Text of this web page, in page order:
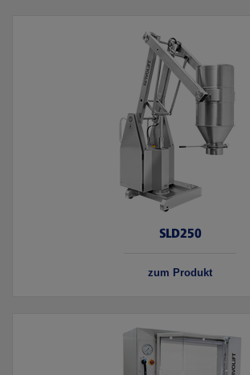
SLD250
zum Produkt